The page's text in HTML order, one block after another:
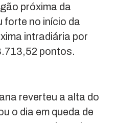
próxima da
forte no início da
intradiária por
pontos.
reverteu a alta do
o dia em queda de